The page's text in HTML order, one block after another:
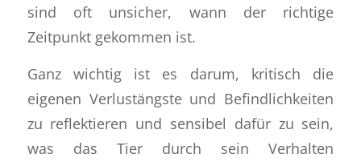
sind oft unsicher, wann der richtige
Zeitpunkt gekommen ist.
Ganz wichtig ist es darum, kritisch die
eigenen Verlustängste und Befindlichkeiten
zu reflektieren und sensibel dafür zu sein,
was das Tier durch sein Verhalten